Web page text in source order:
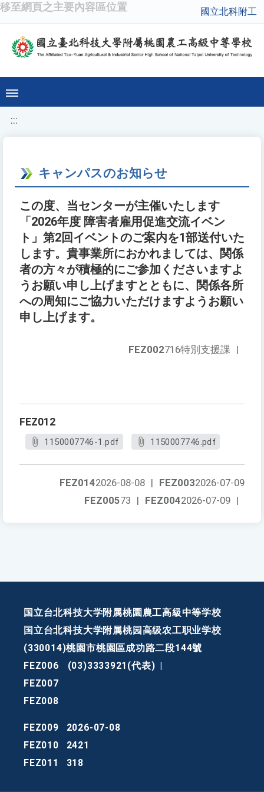
移至網頁之主要內容區位置 國立北科附工
:::
キャンパスのお知らせ
この度、当センターが主催いたします
「2026年度 障害者雇用促進交流イベン
ト」第2回イベントのご案内を1部送付いた
します。貴事業所におかれましては、関係
者の方々が積極的にご参加くださいますよ
うお願い申し上げますとともに、関係各所
への周知にご協力いただけますようお願い
申し上げます。
FEZ002716特別支援課 |
FEZ012
1150007746-1.pdf 1150007746.pdf
FEZ0032026-07-09
FEZ0142026-08-08 |
FEZ0042026-07-09 |
FEZ00573 |
国立台北科技大学附属桃園農工高級中等学校
国立台北科技大学附属桃园高级农工职业学校
(330014)桃園市桃園區成功路二段144號
FEZ006
(03)3333921(代表)
FEZ007
FEZ008
FEZ009
2026-07-08
FEZ010
2421
FEZ011
318